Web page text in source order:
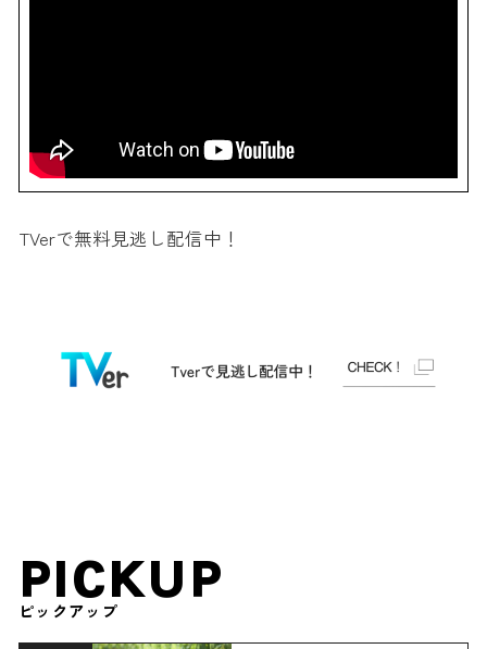
TVerで無料見逃し配信中！
PICKUP
ピックアップ